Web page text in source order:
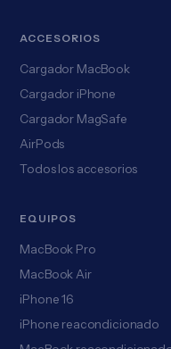
ACCESORIOS
Cargador MacBook
Cargador iPhone
Cargador MagSafe
AirPods
Todos los accesorios
EQUIPOS
MacBook Pro
MacBook Air
iPhone 16
iPhone reacondicionado